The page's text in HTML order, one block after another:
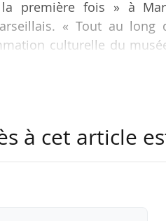
première fois » à
« Tout au long
culturelle du
Zürich
(Italie).
à cet article